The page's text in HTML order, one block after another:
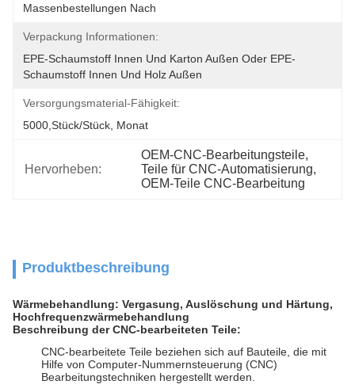
Massenbestellungen Nach
Verpackung Informationen:
EPE-Schaumstoff Innen Und Karton Außen Oder EPE-
Schaumstoff Innen Und Holz Außen
Versorgungsmaterial-Fähigkeit:
5000,Stück/Stück, Monat
Hervorheben:
OEM-CNC-Bearbeitungsteile,
Teile für CNC-Automatisierung,
OEM-Teile CNC-Bearbeitung
Produktbeschreibung
Wärmebehandlung: Vergasung, Auslöschung und Härtung,
Hochfrequenzwärmebehandlung
Beschreibung der CNC-bearbeiteten Teile:
CNC-bearbeitete Teile beziehen sich auf Bauteile, die mit
Hilfe von Computer-Nummernsteuerung (CNC)
Bearbeitungstechniken hergestellt werden.